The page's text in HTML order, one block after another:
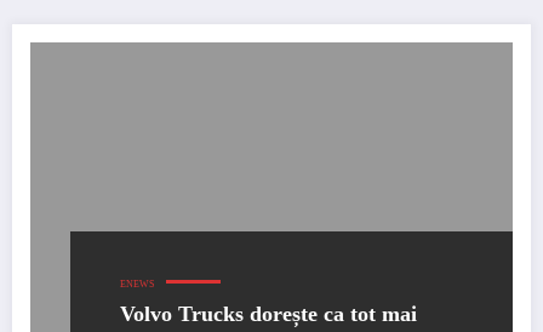
ENEWS
Volvo Trucks dorește ca tot mai